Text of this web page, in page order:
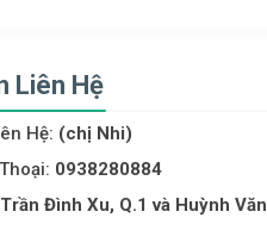
Liên Hệ
Hệ: (chị Nhi)
0938280884
Trần Đình Xu, Q.1 và Huỳnh